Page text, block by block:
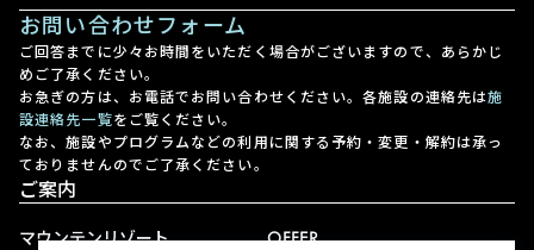
お問い合わせフォーム
ご回答までに少々お時間をいただく場合がございますので、あらかじ
めご了承ください。
お急ぎの方は、お電話でお問い合わせください。各施設の連絡先は施
設連絡先一覧をご覧ください。
なお、施設やプログラムなどの利用に関する予約・変更・解約は承っ
ておりませんのでご了承ください。
ご案内
マウンテンリゾート
OFFER